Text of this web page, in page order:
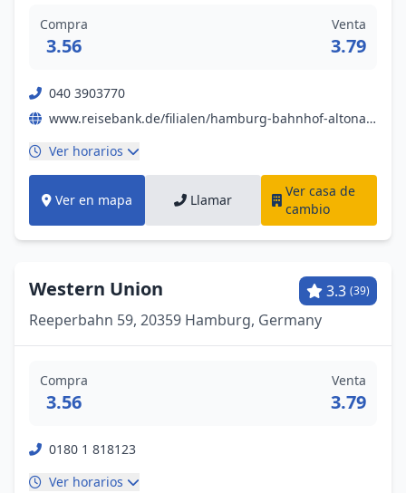
Compra
3.56
Venta
3.79
040 3903770
www.reisebank.de/filialen/hamburg-bahnhof-altona-gold-kaufen-und-geld-wechseln
Ver horarios
Ver en mapa Llamar
Ver casa de
cambio
Western Union 3.3 (39)
Reeperbahn 59, 20359 Hamburg, Germany
Compra
3.56
Venta
3.79
0180 1 818123
Ver horarios